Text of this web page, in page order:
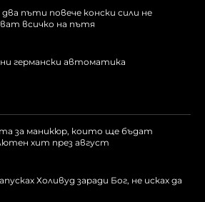
пъти повече конски сили не
всичко на пътя
германски автоматика
за маникюр, които ще бъдат
хит през август
Холивуд заради Бог, не исках да